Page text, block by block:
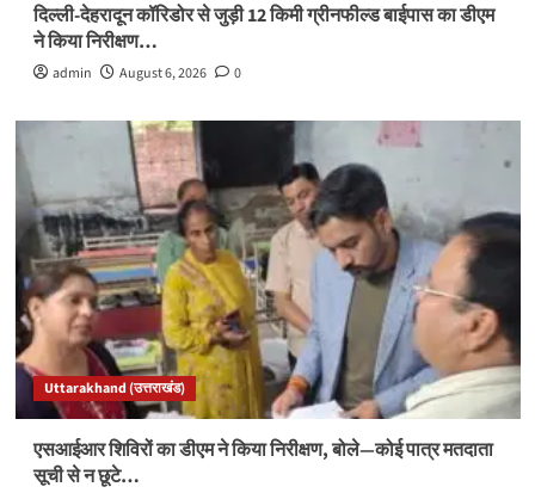
दिल्ली-देहरादून कॉरिडोर से जुड़ी 12 किमी ग्रीनफील्ड बाईपास का डीएम
ने किया निरीक्षण…
admin August 6, 2026 0
Uttarakhand (उत्तराखंड)
एसआईआर शिविरों का डीएम ने किया निरीक्षण, बोले—कोई पात्र मतदाता
सूची से न छूटे…